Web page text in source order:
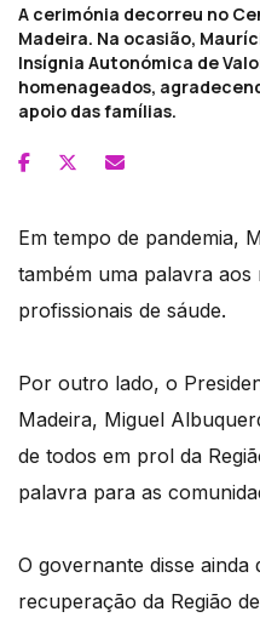
A cerimónia decorreu no
Madeira. Na ocasião,
Insígnia Autonómica de
homenageados,
apoio das famílias.
Em tempo de pandemia,
também uma palavra aos
profissionais de sáude.
Por outro lado, o
Madeira, Miguel
de todos em prol da
palavra para as
O governante disse
recuperação da Região